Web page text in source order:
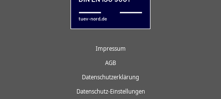
Impressum
AGB
Datenschutzerklärung
Datenschutz-Einstellungen